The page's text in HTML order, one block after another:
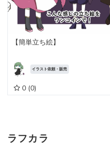
【簡単立ち絵】
イラスト依頼・販売
0 (0)
ラフカラ